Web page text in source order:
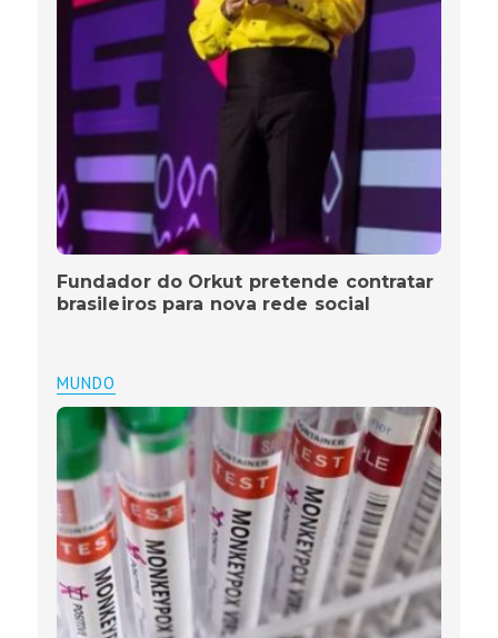
Fundador do Orkut pretende contratar
brasileiros para nova rede social
MUNDO